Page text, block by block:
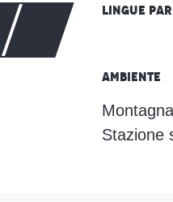
Lingue
Lingue
Ambiente
Ambiente
Montagna
Stazione